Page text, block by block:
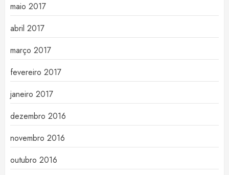
maio 2017
abril 2017
março 2017
fevereiro 2017
janeiro 2017
dezembro 2016
novembro 2016
outubro 2016